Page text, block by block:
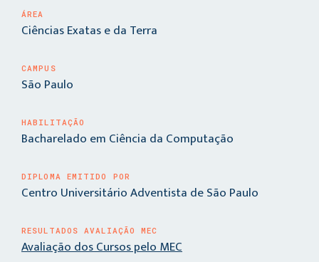
ÁREA
Ciências Exatas e da Terra
CAMPUS
São Paulo
HABILITAÇÃO
Bacharelado em Ciência da Computação
DIPLOMA EMITIDO POR
Centro Universitário Adventista de São Paulo
RESULTADOS AVALIAÇÃO MEC
Avaliação dos Cursos pelo MEC